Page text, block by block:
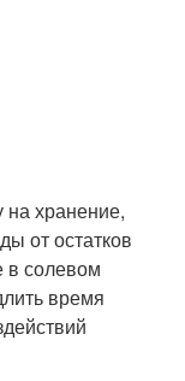
на хранение,
от остатков
солевом
время